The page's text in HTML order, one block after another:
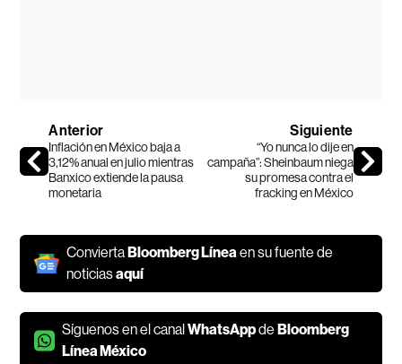
Anterior
Inflación en México baja a
3,12% anual en julio mientras
Banxico extiende la pausa
monetaria
Siguiente
“Yo nunca lo dije en
campaña”: Sheinbaum niega
su promesa contra el
fracking en México
ConviertaBloomberg Líneaen su fuente de
noticiasaquí
Síguenos en el canalWhatsAppdeBloomberg
Línea México